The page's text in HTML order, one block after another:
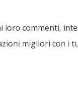
loro commenti,
migliori con i